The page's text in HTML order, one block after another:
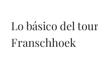
Lo básico del
Franschhoek